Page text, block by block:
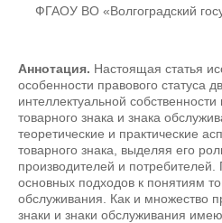
ФГАОУ ВО «Волгоградский
Аннотация. Настоящая статья
особенности правового статуса
интеллектуальной
товарного знака и знака
теоретические и практические
товарного знака, выделяя его
производителей и потребителей.
основных подходов к понятиям
обслуживания. Как и множество
знаки и знаки обслуживания